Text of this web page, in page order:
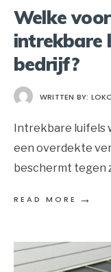
Welke
intrekbare
bedrijf?
WRITTEN BY:
Intrekbare luifels
een overdekte
beschermt tegen
READ MORE →